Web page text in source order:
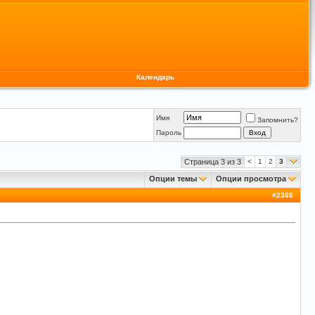
Календарь
Имя
Запомнить?
Пароль
Страница 3 из 3 < 1 2 3
Опции темы Опции просмотра
#2366